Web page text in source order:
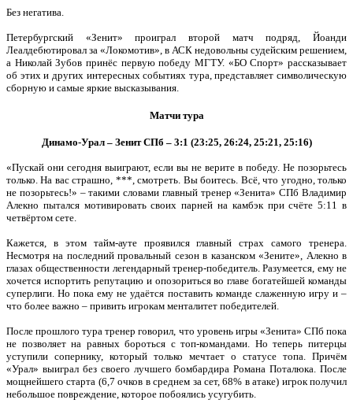
Без негатива.
Петербургский «Зенит» проиграл второй матч подряд, Йоанди
Леалдебютировал за «Локомотив», в АСК недовольны судейским решением,
а Николай Зубов принёс первую победу МГТУ. «БО Спорт» рассказывает
об этих и других интересных событиях тура, представляет символическую
сборную и самые яркие высказывания.
Матчи тура
Динамо-Урал – Зенит СПб – 3:1 (23:25, 26:24, 25:21, 25:16)
«Пускай они сегодня выиграют, если вы не верите в победу. Не позорьтесь
только. На вас страшно, ***, смотреть. Вы боитесь. Всё, что угодно, только
не позорьтесь!» – такими словами главный тренер «Зенита» СПб Владимир
Алекно пытался мотивировать своих парней на камбэк при счёте 5:11 в
четвёртом сете.
Кажется, в этом тайм-ауте проявился главный страх самого тренера.
Несмотря на последний провальный сезон в казанском «Зените», Алекно в
глазах общественности легендарный тренер-победитель. Разумеется, ему не
хочется испортить репутацию и опозориться во главе богатейшей команды
суперлиги. Но пока ему не удаётся поставить команде слаженную игру и –
что более важно – привить игрокам менталитет победителей.
После прошлого тура тренер говорил, что уровень игры «Зенита» СПб пока
не позволяет на равных бороться с топ-командами. Но теперь питерцы
уступили сопернику, который только мечтает о статусе топа. Причём
«Урал» выиграл без своего лучшего бомбардира Романа Поталюка. После
мощнейшего старта (6,7 очков в среднем за сет, 68% в атаке) игрок получил
небольшое повреждение, которое побоялись усугубить.